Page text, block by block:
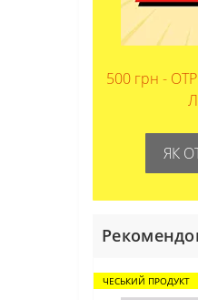
500 грн -
ЯК
ЧЕСЬКИЙ ПРОДУКТ